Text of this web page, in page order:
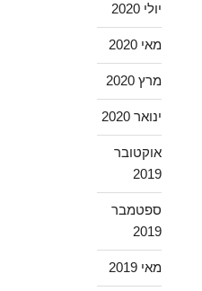
יולי 2020
מאי 2020
מרץ 2020
ינואר 2020
אוקטובר
2019
ספטמבר
2019
מאי 2019